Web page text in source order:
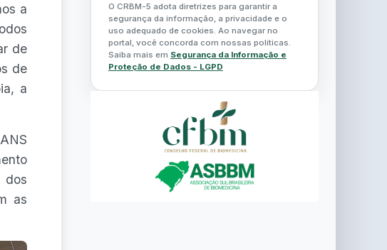
a
de
de
a
as
O CRBM-5 adota diretrizes para garantir a
segurança da informação, a privacidade e o
uso adequado de cookies. Ao navegar no
portal, você concorda com nossas políticas.
Saiba mais em Segurança da Informação e
Proteção de Dados - LGPD